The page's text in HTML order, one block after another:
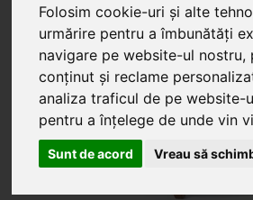
Folosim cookie-uri și alte
urmărire pentru a îmbunătăți
navigare pe website-ul nostru,
conținut și reclame
analiza traficul de pe website-
pentru a înțelege de unde vin
Sunt de acord Vreau să